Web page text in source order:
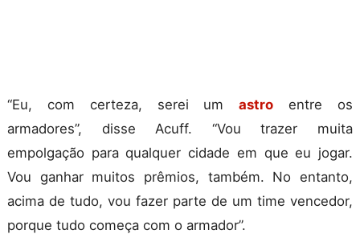
“Eu, com certeza, serei umastro entre os
armadores”, disse Acuff. “Vou trazer muita
empolgação para qualquer cidade em que eu jogar.
Vou ganhar muitos prêmios, também. No entanto,
acima de tudo, vou fazer parte de um time vencedor,
porque tudo começa com o armador”.